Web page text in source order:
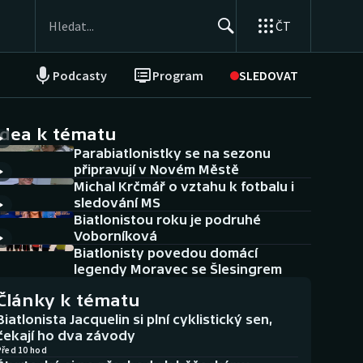
ČT
Podcasty Program SLEDOVAT
NEPŘEHLÉDNĚTE
Historické návraty
Aplikace ČT sport
AZ kvíz
k tématu
Parabiatlonistky se na sezonu
připravují v Novém Městě
Michal Krčmář o vztahu k fotbalu i
sledování MS
Biatlonistou roku je podruhé
Voborníková
Biatlonisty povedou domácí
legendy Moravec se Šlesingrem
k tématu
Jacquelin si plní cyklistický sen,
ho dva závody
10 hod